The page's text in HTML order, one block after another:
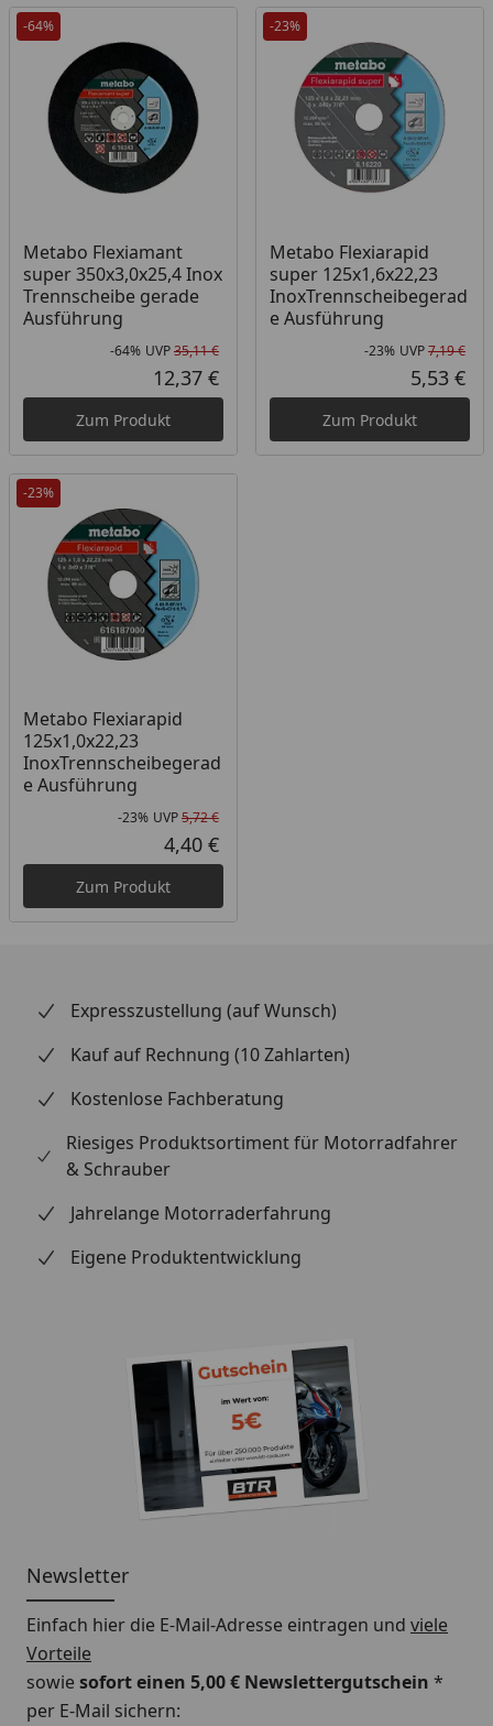
-64%
Metabo Flexiamant
super 350x3,0x25,4 Inox
Trennscheibe gerade
Ausführung
Rabatt in Prozent
-64%
Ursprünglicher Preis
UVP35,11 €
Aktueller Preis
12,37 €
Zum Produkt
-23%
Metabo Flexiarapid
super 125x1,6x22,23
InoxTrennscheibegerad
e Ausführung
-23% UVP7,19 €
5,53 €
Zum Produkt
-23%
Metabo Flexiarapid
125x1,0x22,23
InoxTrennscheibegerad
e Ausführung
Rabatt in Prozent
-23%
Ursprünglicher Preis
UVP5,72 €
Aktueller Preis
4,40 €
Zum Produkt
Expresszustellung (auf Wunsch)
Kauf auf Rechnung (10 Zahlarten)
Kostenlose Fachberatung
Riesiges Produktsortiment für Motorradfahrer
& Schrauber
Jahrelange Motorraderfahrung
Eigene Produktentwicklung
Newsletter
Einfach hier die E-Mail-Adresse eintragen und viele
Vorteile
sowiesofort einen 5,00 € Newslettergutschein *
per E-Mail sichern: